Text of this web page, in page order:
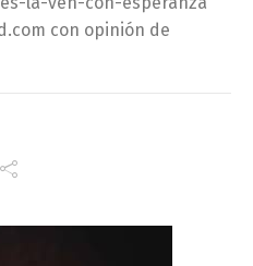
con opinión de